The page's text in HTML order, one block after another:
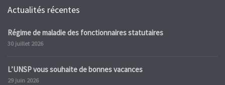
Actualités récentes
Régime de maladie des fonctionnaires statutaires
30 juillet 2026
L’UNSP vous souhaite de bonnes vacances
29 juin 2026